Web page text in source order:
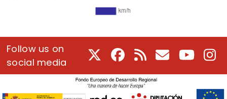
Follow us on
social media
Facebook
RSS CourrielYoutube